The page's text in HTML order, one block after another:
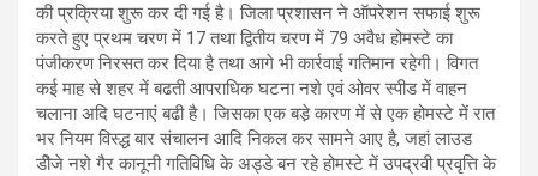
की प्रक्रिया शुरू कर दी गई है। जिला प्रशासन ने ऑपरेशन सफाई शुरू
करते हुए प्रथम चरण में 17 तथा द्वितीय चरण में 79 अवैध होमस्टे का
पंजीकरण निरसत कर दिया है तथा आगे भी कार्रवाई गतिमान रहेगी। विगत
कई माह से शहर में बढती आपराधिक घटना नशे एवं ओवर स्पीड में वाहन
चलाना अदि घटनाएं बढी है। जिसका एक बडे़ कारण में से एक होमस्टे में रात
भर नियम विस्द्ध बार संचालन आदि निकल कर सामने आए है, जहां लाउड
डीेजे नशे गैर कानूनी गतिविधि के अड्डे बन रहे होमस्टे में उपद्रवी प्रवृत्ति के